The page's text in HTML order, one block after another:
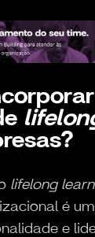
lifelong
é
e